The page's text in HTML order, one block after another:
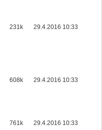
231k 29.4.2016 10:33
608k 29.4.2016 10:33
761k 29.4.2016 10:33